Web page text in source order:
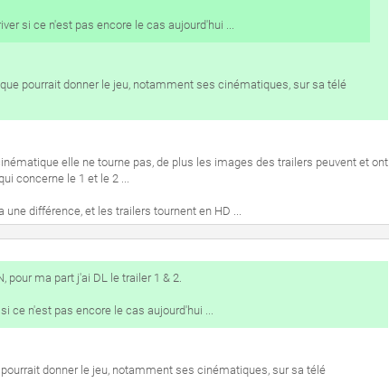
si ce n'est pas encore le cas aujourd'hui ...
pourrait donner le jeu, notamment ses cinématiques, sur sa télé
elle ne tourne pas, de plus les images des trailers peuvent et ont
concerne le 1 et le 2 ...
une différence, et les trailers tournent en HD ...
pour ma part j'ai DL le trailer 1 & 2.
ce n'est pas encore le cas aujourd'hui ...
donner le jeu, notamment ses cinématiques, sur sa télé